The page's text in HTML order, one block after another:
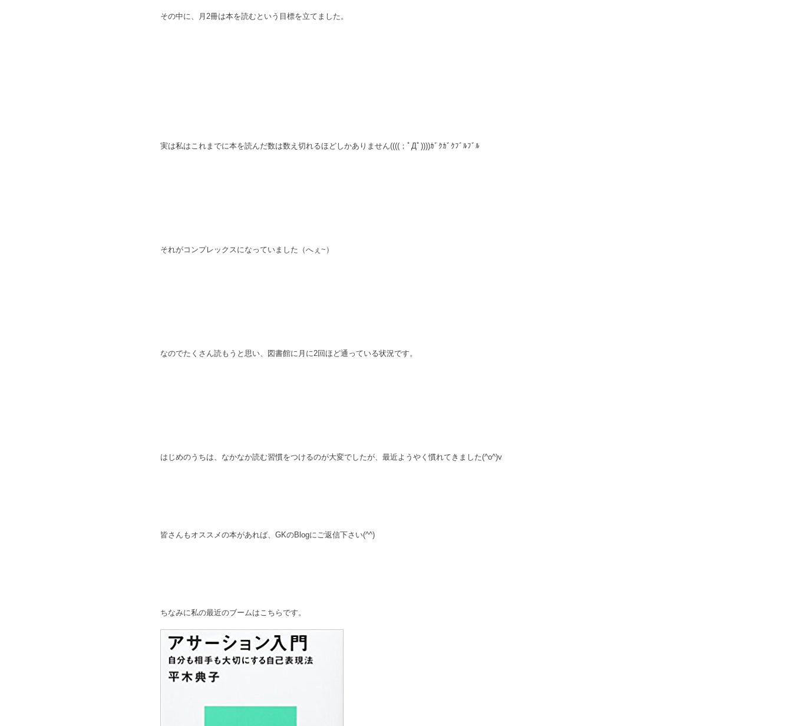
その中に、月2冊は本を読むという目標を立てました。
実は私はこれまでに本を読んだ数は数え切れるほどしかありません((((；ﾟДﾟ))))ｶﾞｸｶﾞｸﾌﾞﾙﾌﾞﾙ
それがコンプレックスになっていました（へぇ~）
なのでたくさん読もうと思い、図書館に月に2回ほど通っている状況です。
はじめのうちは、なかなか読む習慣をつけるのが大変でしたが、最近ようやく慣れてきました(^o^)v
皆さんもオススメの本があれば、GKのBlogにご返信下さい(^^)
ちなみに私の最近のブームはこちらです。